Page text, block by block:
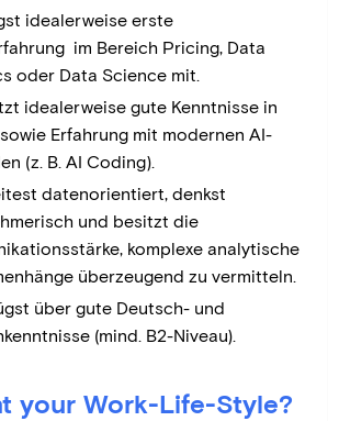
idealerweise erste
im Bereich Pricing, Data
oder Data Science mit.
idealerweise gute Kenntnisse in
Erfahrung mit modernen AI-
(z. B. AI Coding).
datenorientiert, denkst
und besitzt die
komplexe analytische
überzeugend zu vermitteln.
über gute Deutsch- und
(mind. B2-Niveau).
your Work-Life-Style?